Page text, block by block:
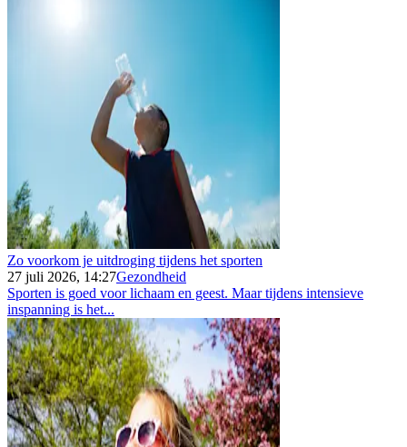
Zo voorkom je uitdroging tijdens het sporten
27 juli 2026, 14:27Gezondheid
Sporten is goed voor lichaam en geest. Maar tijdens intensieve
inspanning is het...